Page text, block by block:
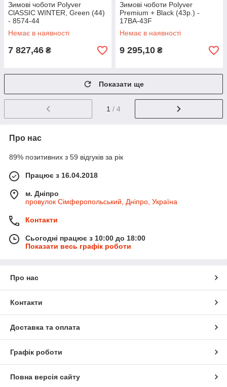
Зимові чоботи Polyver
ClASSIC WINTER, Green (44)
- 8574-44
Немає в наявності
7 827,46 ₴
Зимові чоботи Polyver
Premium + Black (43р.) -
17BA-43F
Немає в наявності
9 295,10 ₴
Показати ще
1 / 4
Про нас
89% позитивних з 59 відгуків за рік
Працює з 16.04.2018
м. Дніпро
провулок Сімферопольський, Дніпро, Україна
Контакти
Сьогодні працює з 10:00 до 18:00
Показати весь графік роботи
Про нас
Контакти
Доставка та оплата
Графік роботи
Повна версія сайту